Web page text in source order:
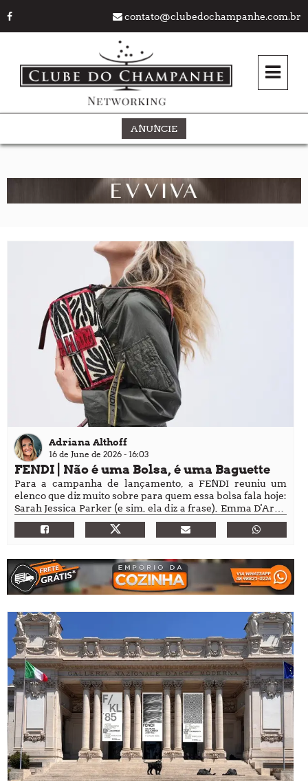
contato@clubedochampanhe.com.br
ANUNCIE
Adriana Althoff
16 de June de 2026 - 16:03
FENDI | Não é uma Bolsa, é uma Baguette
Para a campanha de lançamento, a FENDI reuniu um
elenco que diz muito sobre para quem essa bolsa fala hoje:
Sarah Jessica Parker (e sim, ela diz a frase), Emma D'Arcy,
Sophie Thatcher, Jessica Alba, Iris Law e Tecla Insolia,
além dos embaixadores da marca Bang Chan, Song Yuqi,